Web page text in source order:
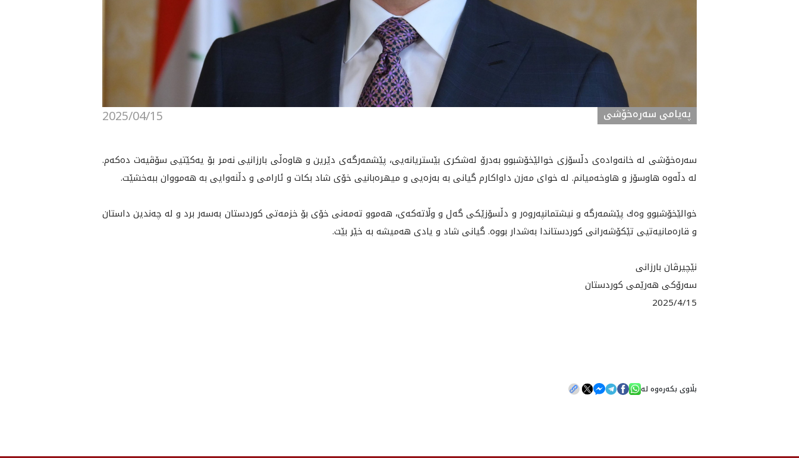
2025/04/15 پەیامی سەرەخۆشی
سه‌ره‌خۆشى له‌ خانه‌واده‌ى دڵسۆزى خوالێخۆشبوو به‌درۆ له‌شكرى بێستريانه‌يى، پێشمه‌رگه‌ى دێرين و هاوه‌ڵى بارزانيى نه‌مر بۆ يه‌كێتيى سۆڤيه‌ت ده‌كه‌م.
له‌ دڵه‌وه‌ هاوسۆز و هاوخه‌ميانم. له‌ خواى مه‌زن داواكارم گيانى به‌ به‌زه‌يى و ميهره‌بانيى خۆى شاد بكات و ئارامى و دڵنه‌وايى به‌ هه‌مووان ببه‌خشێت.
خوالێخۆشبوو وه‌ك پێشمه‌رگه‌ و نيشتمانپه‌روه‌ر و دڵسۆزێكى گه‌ل و وڵاته‌كه‌ى، هه‌موو ته‌مه‌نى خۆى بۆ خزمه‌تى كوردستان به‌سه‌ر برد و له‌ چه‌ندين داستان
و قاره‌مانيه‌تيى تێكۆشه‌رانى كوردستاندا به‌شدار بووه‌. گيانى شاد و يادی هه‌ميشه‌ به‌ خێر بێت.
نێچيرڤان بارزانى
سه‌رۆكى هه‌رێمى كوردستان
2025/4/15
بڵاوی بکەرەوە لە